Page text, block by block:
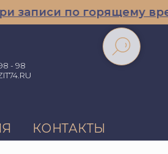
по горящему
- 98
КОНТАКТЫ